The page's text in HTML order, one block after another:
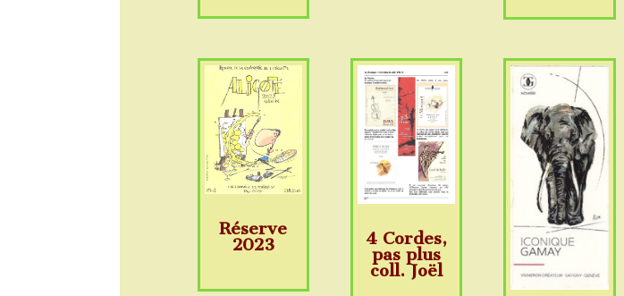
Réserve
2023 4 Cordes,
pas plus
coll. Joël